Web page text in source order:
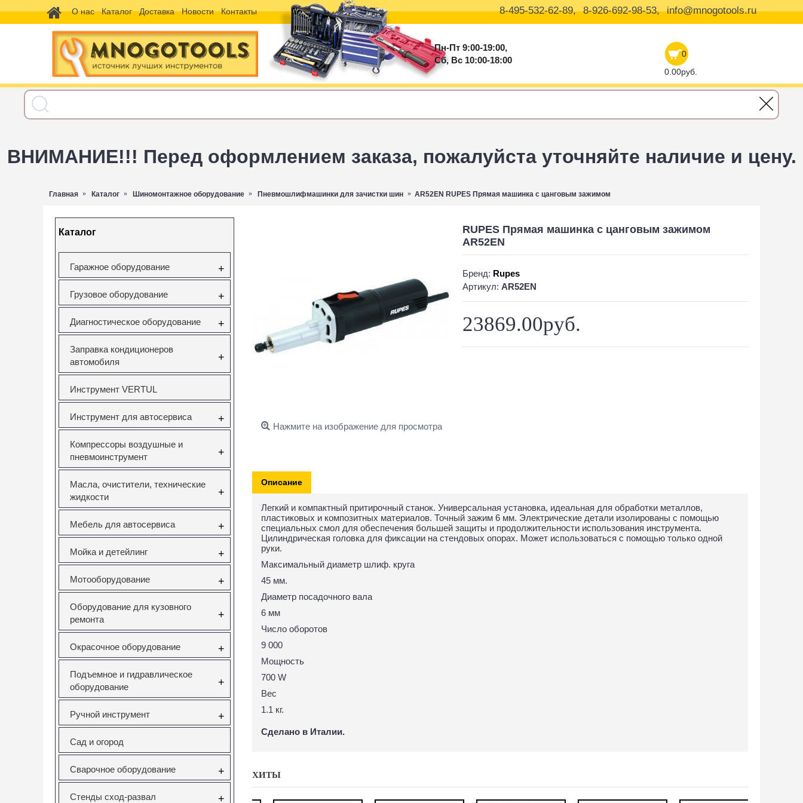
О нас Каталог Доставка Новости Контакты 8-495-532-62-89, 8-926-692-98-53, info@mnogotools.ru
Пн-Пт 9:00-19:00,
Сб, Вс 10:00-18:00
0
0.00руб.
ВНИМАНИЕ!!! Перед оформлением заказа, пожалуйста уточняйте наличие и цену.
Главная Каталог Шиномонтажное оборудование Пневмошлифмашинки для зачистки шин AR52EN RUPES Прямая машинка с цанговым зажимом
Каталог
Гаражное оборудование +
Грузовое оборудование +
Диагностическое оборудование +
Заправка кондиционеров
автомобиля
+
Инструмент VERTUL
Инструмент для автосервиса +
Компрессоры воздушные и
пневмоинструмент
+
Масла, очистители, технические
жидкости
+
Мебель для автосервиса +
Мойка и детейлинг +
Мотооборудование +
Оборудование для кузовного
ремонта
+
Окрасочное оборудование +
Подъемное и гидравлическое
оборудование
+
Ручной инструмент +
Сад и огород
Сварочное оборудование +
Стенды сход-развал +
Нажмите на изображение для просмотра
RUPES Прямая машинка с цанговым зажимом
AR52EN
Бренд: Rupes
Артикул: AR52EN
23869.00руб.
Описание
Легкий и компактный притирочный станок. Универсальная установка, идеальная для обработки металлов,
пластиковых и композитных материалов. Точный зажим 6 мм. Электрические детали изолированы с помощью
специальных смол для обеспечения большей защиты и продолжительности использования инструмента.
Цилиндрическая головка для фиксации на стендовых опорах. Может использоваться с помощью только одной
руки.
Максимальный диаметр шлиф. круга
45 мм.
Диаметр посадочного вала
6 мм
Число оборотов
9 000
Мощность
700 W
Вес
1.1 кг.
Сделано в Италии.
ХИТЫ